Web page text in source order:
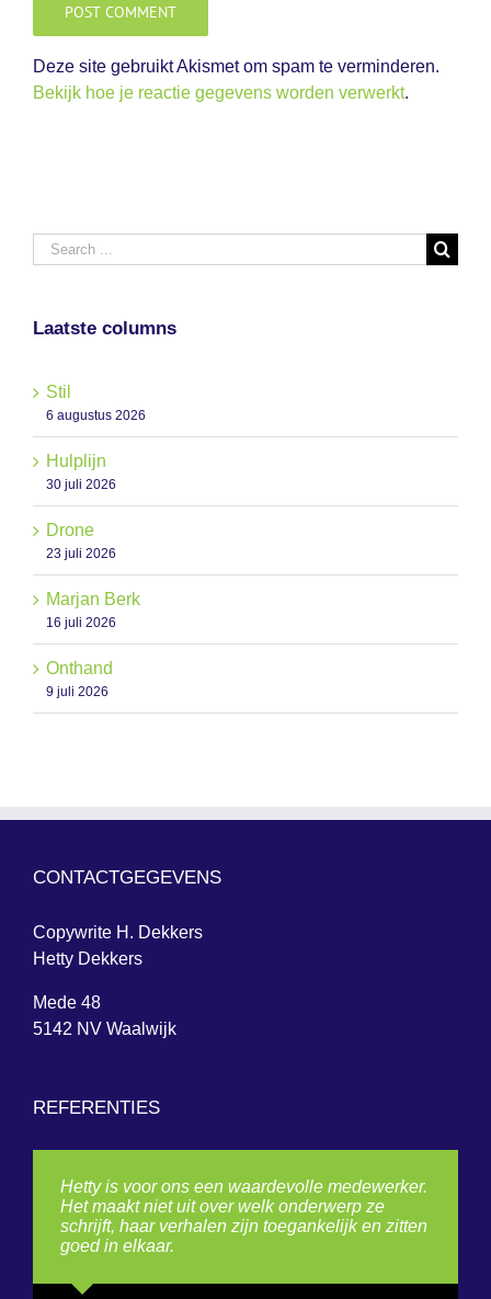
Deze site gebruikt Akismet om spam te verminderen.
Bekijk hoe je reactie gegevens worden verwerkt.
Search
for:
Laatste columns
Stil
6 augustus 2026
Hulplijn
30 juli 2026
Drone
23 juli 2026
Marjan Berk
16 juli 2026
Onthand
9 juli 2026
CONTACTGEGEVENS
Copywrite H. Dekkers
Hetty Dekkers
Mede 48
5142 NV Waalwijk
REFERENTIES
Hetty is voor ons een waardevolle medewerker.
Het maakt niet uit over welk onderwerp ze
schrijft, haar verhalen zijn toegankelijk en zitten
goed in elkaar.